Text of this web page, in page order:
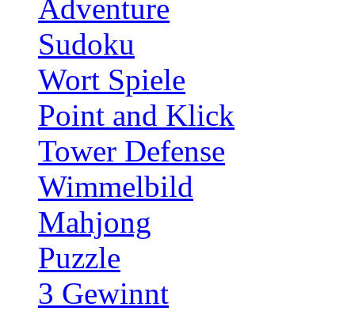
Adventure
Sudoku
Wort Spiele
Point and Klick
Tower Defense
Wimmelbild
Mahjong
Puzzle
3 Gewinnt